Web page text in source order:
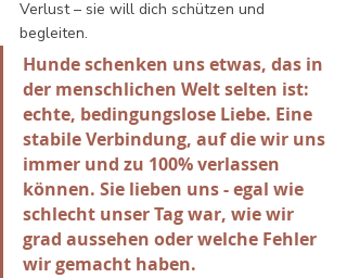
Verlust – sie will dich schützen und
begleiten.
Hunde schenken uns etwas, das in
der menschlichen Welt selten ist:
echte, bedingungslose Liebe. Eine
stabile Verbindung, auf die wir uns
immer und zu 100% verlassen
können. Sie lieben uns - egal wie
schlecht unser Tag war, wie wir
grad aussehen oder welche Fehler
wir gemacht haben.